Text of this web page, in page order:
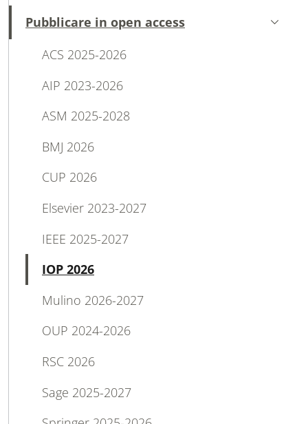
Pubblicare in open access
Attivo
ACS 2025-2026
AIP 2023-2026
ASM 2025-2028
BMJ 2026
CUP 2026
Elsevier 2023-2027
IEEE 2025-2027
IOP 2026
Mulino 2026-2027
OUP 2024-2026
RSC 2026
Sage 2025-2027